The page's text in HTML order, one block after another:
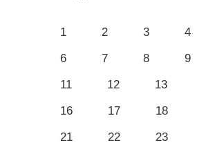
1 2 3 4
6
7 8 9
11
12 13
16
17 18
21
22 23